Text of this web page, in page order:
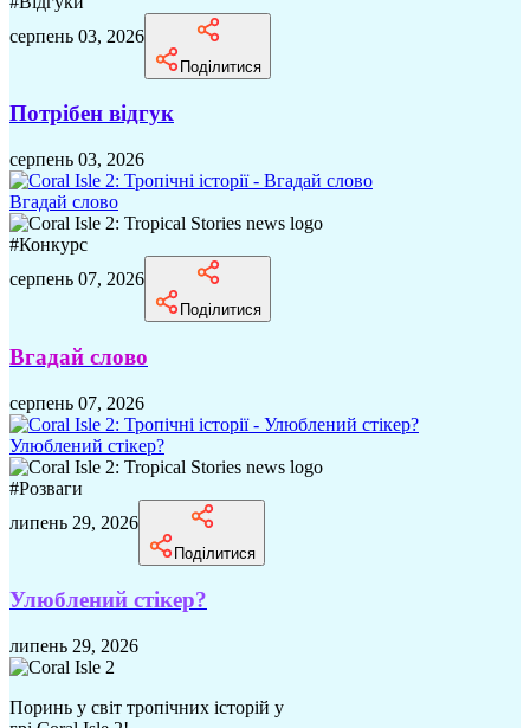
серпень 03, 2026
Поділитися
Потрібен відгук
серпень 03, 2026
Вгадай слово
#Конкурс
серпень 07, 2026
Поділитися
Вгадай слово
серпень 07, 2026
Улюблений стікер?
#Розваги
липень 29, 2026
Поділитися
Улюблений стікер?
липень 29, 2026
Поринь у світ тропічних історій у